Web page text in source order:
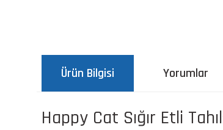
Ürün Bilgisi Yorumlar
Happy Cat Sığır Etli